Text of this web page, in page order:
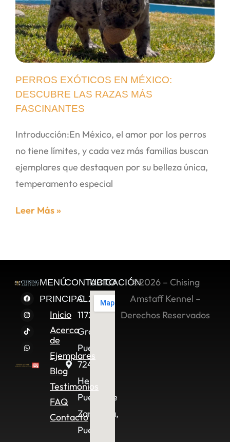
PERROS EXÓTICOS EN MÉXICO:
DESCUBRE LAS RAZAS MÁS
FASCINANTES
Introducción:En México, el amor por los perros
no tiene límites, y cada vez más familias buscan
ejemplares que destaquen por su belleza única,
temperamento especial
Leer Más »
MENÚ
PRINCIPAL
Inicio
Acerca
de
Ejemplares
Blog
Testimonios
FAQ
Contacto
CONTACTO
C. 2 Sur
11722,
Granjas
Puebla,
72490
Heroica
Puebla de
Zaragoza,
Pue.
UBICACIÓN©2026 – Chising
Amstaff Kennel –
Derechos Reservados